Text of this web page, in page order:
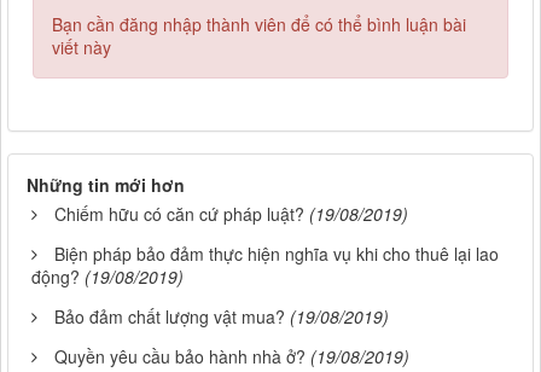
Bạn cần đăng nhập thành viên để có thể bình luận bài
viết này
Những tin mới hơn
Chiếm hữu có căn cứ pháp luật? (19/08/2019)
Biện pháp bảo đảm thực hiện nghĩa vụ khi cho thuê lại lao
động? (19/08/2019)
Bảo đảm chất lượng vật mua? (19/08/2019)
Quyền yêu cầu bảo hành nhà ở? (19/08/2019)